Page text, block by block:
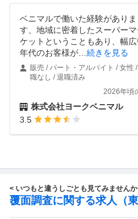
ベニマルで働いた経験がありま
す、地域に密着したスーパーマ
ケットということもあり、幅
年代のお客様が
続きを見る
販売 / パート・アルバイト / 女性
職なし / 退職済み
2026年頃
株式会社ヨークベニマル
3.5
< いつもと違うしごとも見てみません
覆面調査に関する求人（東